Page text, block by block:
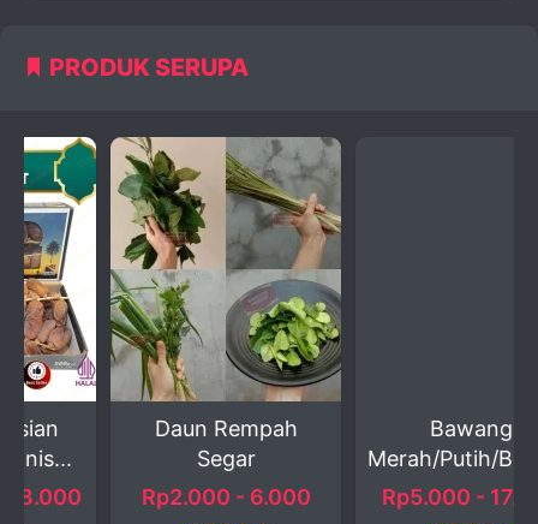
PRODUK SERUPA
Daun Rempah
Rp2.000 - 6.000
Bawang
Merah/Putih/Bombai
Segar R...
Rp5.000 - 17.000